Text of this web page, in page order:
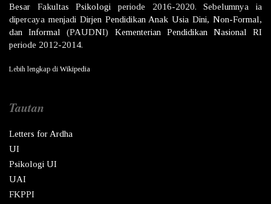
Besar FakultasPsikologi periode 2016-2020. Sebelumnya ia
dipercaya menjadi Dirjen Pendidikan Anak Usia Dini, Non-Formal,
dan Informal (PAUDNI) Kementerian Pendidikan Nasional
RI
periode 2012-2014.
Lebih lengkap di Wikipedia
Tautan
Letters for Ardha
UI
Psikologi UI
UAI
FKPPI